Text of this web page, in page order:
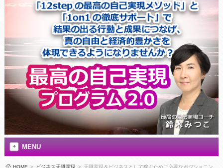
MENU
HOME > ビジネス天職実現 > 天職実現＆ビジネスとして稼ぐために必要なポジショニン